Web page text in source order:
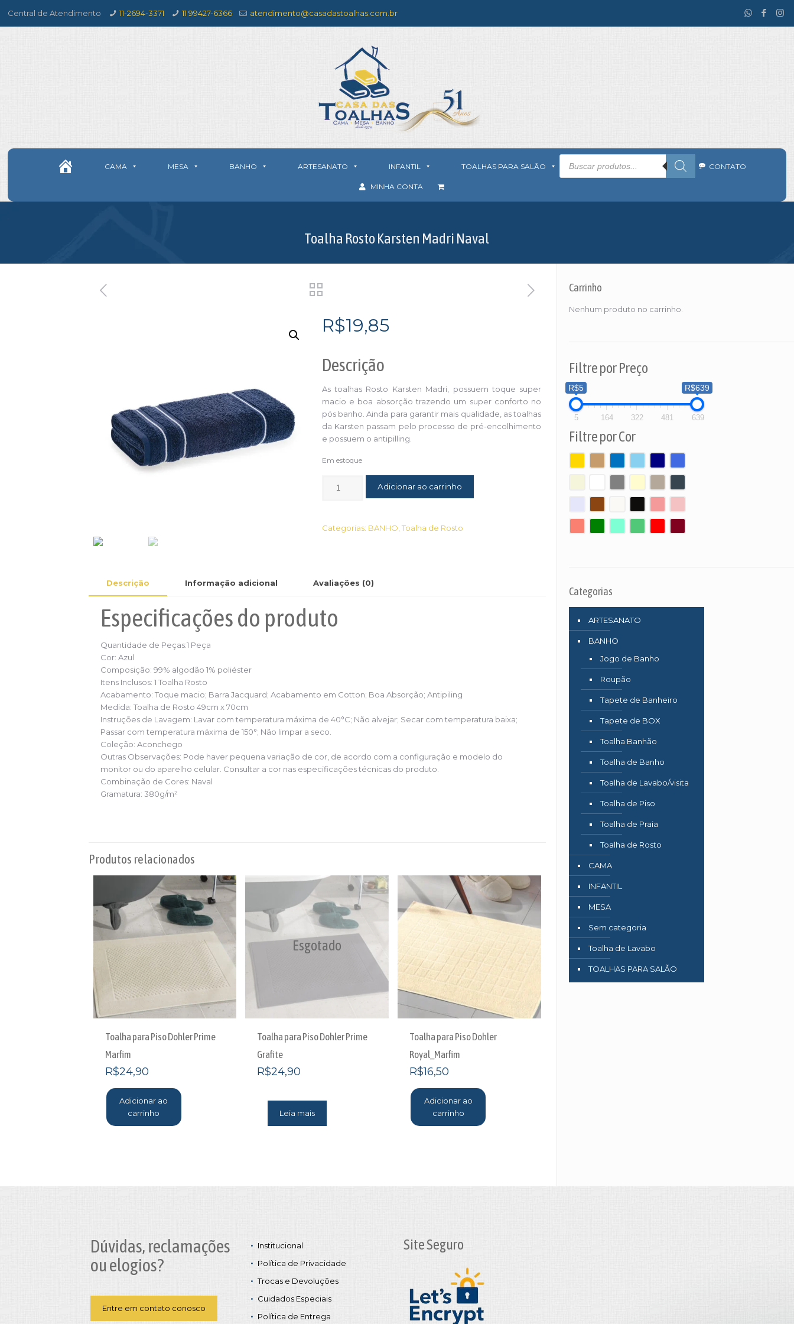
Central de Atendimento 11-2694-3371 11 99427-6366 atendimento@casadastoalhas.com.br
CAMA MESA BANHO ARTESANATO INFANTIL TOALHAS PARA SALÃO
Pesquisar
produtos CONTATO
MINHA CONTA
Toalha Rosto Karsten Madri Naval
R$19,85
Descrição
As toalhas Rosto Karsten Madri, possuem toque super
macio e boa absorção trazendo um super conforto no
pós banho. Ainda para garantir mais qualidade, as toalhas
da Karsten passam pelo processo de pré-encolhimento
e possuem o antipilling.
Em estoque
Adicionar ao carrinho
Categorias: BANHO ,Toalha de Rosto
Descrição Informação adicional Avaliações (0)
Especificaçõesdo produto
Quantidade de Peças:1 Peça
Cor: Azul
Composição: 99% algodão 1% poliéster
Itens Inclusos: 1 Toalha Rosto
Acabamento: Toque macio; Barra Jacquard; Acabamento em Cotton; Boa Absorção; Antipiling
Medida: Toalha de Rosto 49cm x 70cm
Instruções de Lavagem: Lavar com temperatura máxima de 40°C; Não alvejar; Secar com temperatura baixa;
Passar com temperatura máxima de 150°; Não limpar a seco.
Coleção: Aconchego
Outras Observações: Pode haver pequena variação de cor, de acordo com a configuração e modelo do
monitor ou do aparelho celular. Consultar a cor nas especificações técnicas do produto.
Combinação de Cores: Naval
Gramatura: 380g/m²
Produtos relacionados
Toalha para Piso Dohler Prime
Marfim
R$24,90
Adicionar ao
carrinho
Esgotado
Toalha para Piso Dohler Prime
Grafite
R$24,90
Leia mais
Toalha para Piso Dohler
Royal_Marfim
R$16,50
Adicionar ao
carrinho
Carrinho
Nenhum produto no carrinho.
Filtre por Preço
R$5 R$639
5 164 322 481 639
Filtre por Cor
Categorias
ARTESANATO
BANHO
Jogo de Banho
Roupão
Tapete de Banheiro
Tapete de BOX
Toalha Banhão
Toalha de Banho
Toalha de Lavabo/visita
Toalha de Piso
Toalha de Praia
Toalha de Rosto
CAMA
INFANTIL
MESA
Sem categoria
Toalha de Lavabo
TOALHAS PARA SALÃO
Dúvidas, reclamações
ou elogios?
Entre em contato conosco
Institucional
Política de Privacidade
Trocas e Devoluções
Cuidados Especiais
Política de Entrega
Site Seguro